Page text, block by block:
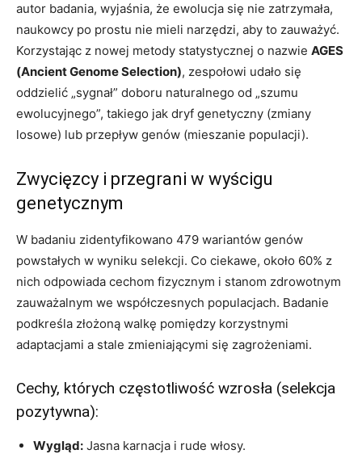
autor badania, wyjaśnia, że ​​ewolucja się nie zatrzymała,
naukowcy po prostu nie mieli narzędzi, aby to zauważyć.
Korzystając z nowej metody statystycznej o nazwie AGES
(Ancient Genome Selection), zespołowi udało się
oddzielić „sygnał” doboru naturalnego od „szumu
ewolucyjnego”, takiego jak dryf genetyczny (zmiany
losowe) lub przepływ genów (mieszanie populacji).
Zwycięzcy i przegrani w wyścigu
genetycznym
W badaniu zidentyfikowano 479 wariantów genów
powstałych w wyniku selekcji. Co ciekawe, około 60% z
nich odpowiada cechom fizycznym i stanom zdrowotnym
zauważalnym we współczesnych populacjach. Badanie
podkreśla złożoną walkę pomiędzy korzystnymi
adaptacjami a stale zmieniającymi się zagrożeniami.
Cechy, których częstotliwość wzrosła (selekcja
pozytywna):
Wygląd: Jasna karnacja i rude włosy.